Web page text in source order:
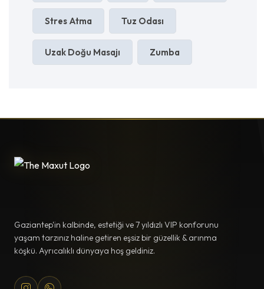
Stres Atma Tuz Odası
Uzak Doğu Masajı Zumba
Gaziantep'in kalbinde, estetiği ve 7 yıldızlı VIP konforunu
yaşam tarzınız haline getiren eşsiz bir güzellik & arınma
köşkü. Ayrıcalıklı dünyaya hoş geldiniz.